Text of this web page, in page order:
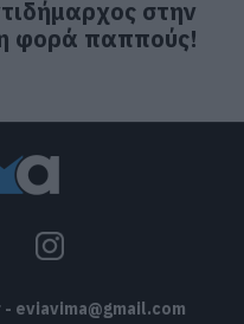
στην
φορά παππούς!
- eviavima@gmail.com